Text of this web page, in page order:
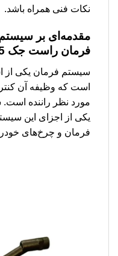
نکات فنی همراه باشد.
مقدمه‌ای بر
فرمان راست جک S5
سیستم فرمان یکی از
است که وظیفه آن
یکی از اجزای این
فرمان و چرخ‌های